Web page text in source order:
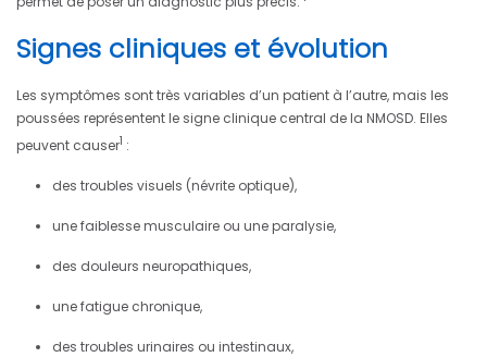
Signes cliniques et évolution
Les symptômes sont très variables d’un patient à l’autre, mais les
poussées représentent le signe clinique central de la NMOSD. Elles
peuvent causer1 :
des troubles visuels (névrite optique),
une faiblesse musculaire ou une paralysie,
des douleurs neuropathiques,
une fatigue chronique,
des troubles urinaires ou intestinaux,